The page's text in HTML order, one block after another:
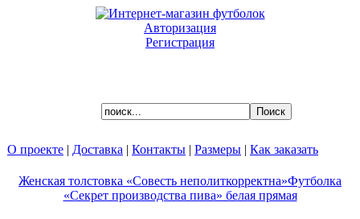
Авторизация
Регистрация
О проекте | Доставка | Контакты | Размеры | Как заказать
Женская толстовка «Совесть неполиткорректна»Футболка
«Секрет производства пива» белая прямая